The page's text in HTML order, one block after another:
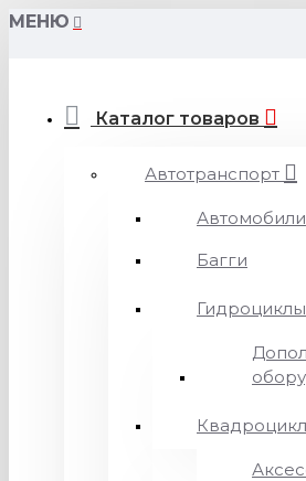
МЕНЮ
Каталог товаров
Автотранспорт
Автомобили
Багги
Гидроциклы